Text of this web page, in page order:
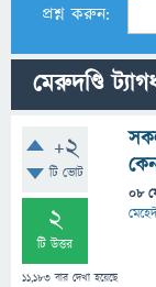
প্রশ্ন করুন:
মেরুদণ্ডি
+2
টি ভোট
2
টি উত্তর
11,183 বার দেখা হয়েছে
08